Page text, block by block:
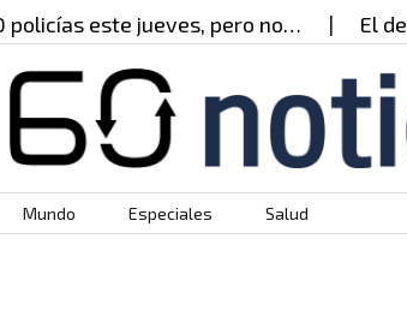
este jueves, pero no… El
Mundo Especiales Salud